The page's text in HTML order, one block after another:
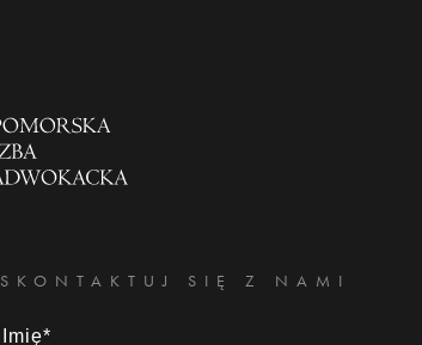
SKONTAKTUJ SIĘ Z NAMI